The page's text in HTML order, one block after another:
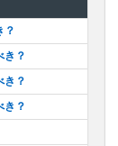
？
き？
き？
き？